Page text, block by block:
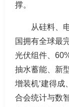
撑。
从硅料、
国拥有全球最
光伏组件、
抽水蓄能、新
增装机‘建得成
合会统计与数